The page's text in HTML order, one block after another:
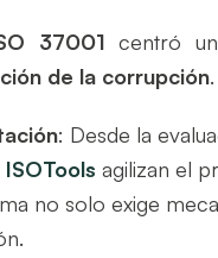
37001 centró
de la corrupción.
: Desde la
ISOTools agilizan el
no solo exige